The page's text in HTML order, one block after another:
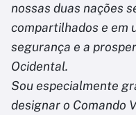
nossas duas nações
compartilhados e em
segurança e a
Ocidental.
Sou especialmente
designar o Comando